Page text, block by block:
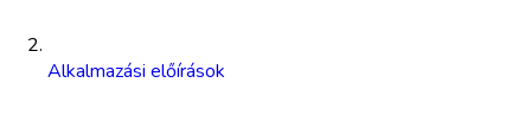
Alkalmazási előírások